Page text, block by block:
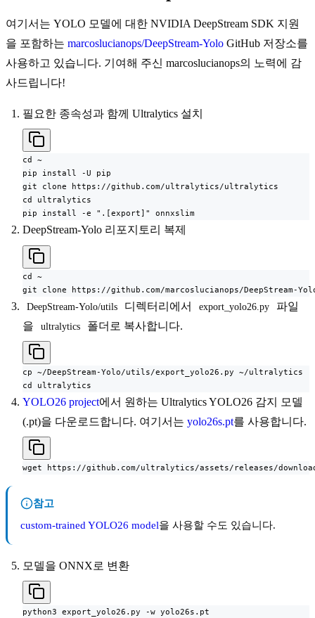
여기서는 YOLO 모델에 대한 NVIDIA DeepStream SDK 지원
을 포함하는 marcoslucianops/DeepStream-Yolo GitHub 저장소를
사용하고 있습니다. 기여해 주신 marcoslucianops의 노력에 감
사드립니다!
필요한 종속성과 함께 Ultralytics 설치
cd ~
pip install -U pip
git clone https://github.com/ultralytics/ultralytics
cd ultralytics
pip install -e ".[export]" onnxslim
DeepStream-Yolo 리포지토리 복제
cd ~
git clone https://github.com/marcoslucianops/DeepStream-
DeepStream-Yolo/utils 디렉터리에서 export_yolo26.py
파일
을
ultralytics 폴더로 복사합니다.
cp ~/DeepStream-Yolo/utils/export_yolo26.py ~/ultralytics
cd ultralytics
YOLO26 project에서 원하는 Ultralytics YOLO26 감지 모델
(.pt)을 다운로드합니다. 여기서는 yolo26s.pt를 사용합니다.
wget https://github.com/ultralytics/assets/releases/
참고
custom-trained YOLO26 model을 사용할 수도 있습니다.
모델을 ONNX로 변환
python3 export_yolo26.py -w yolo26s.pt